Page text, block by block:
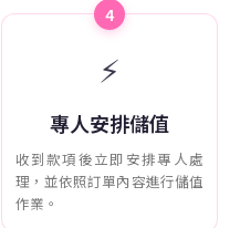
4
⚡
專人安排儲值
收到款項後立即安排專人處
理，並依照訂單內容進行儲值
作業。